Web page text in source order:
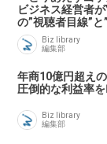
ビジネス経営者
の”視聴者目線”と
Biz library
編集部
年商10億円超え
圧倒的な利益率
Biz library
編集部